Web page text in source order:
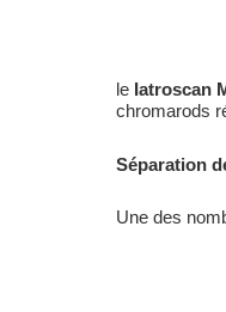
le Iatroscan
chromarods
Séparation
Une des